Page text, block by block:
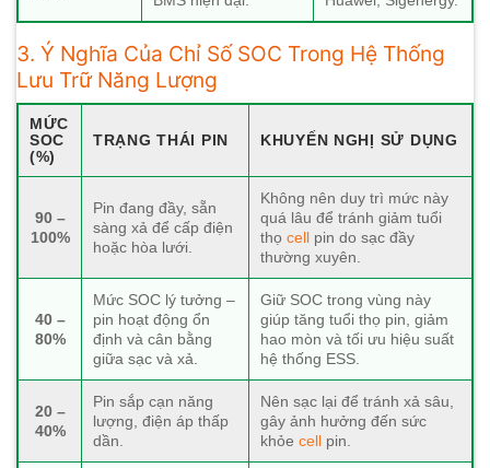
3. Ý Nghĩa Của Chỉ Số SOC Trong Hệ Thống
Lưu Trữ Năng Lượng
MỨC
SOC
(%)
TRẠNG THÁI PIN KHUYẾN NGHỊ SỬ DỤNG
90 –
100%
Pin đang đầy, sẵn
sàng xả để cấp điện
hoặc hòa lưới.
Không nên duy trì mức này
quá lâu để tránh giảm tuổi
thọ cell pin do sạc đầy
thường xuyên.
40 –
80%
Mức SOC lý tưởng –
pin hoạt động ổn
định và cân bằng
giữa sạc và xả.
Giữ SOC trong vùng này
giúp tăng tuổi thọ pin, giảm
hao mòn và tối ưu hiệu suất
hệ thống ESS.
20 –
40%
Pin sắp cạn năng
lượng, điện áp thấp
dần.
Nên sạc lại để tránh xả sâu,
gây ảnh hưởng đến sức
khỏe cell pin.